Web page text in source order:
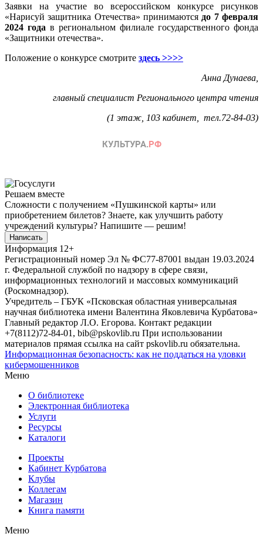
Заявки на участие во всероссийском конкурсе рисунков
«Нарисуй защитника Отечества» принимаются до 7 февраля
2024 года в региональном филиале государственного фонда
«Защитники отечества».
Положение о конкурсе смотрите здесь >>>>
Анна Дунаева,
главный специалист Регионального центра чтения
(1 этаж, 103 кабинет, тел.72-84-03)
Решаем вместе
Сложности с получением «Пушкинской карты» или
приобретением билетов? Знаете, как улучшить работу
учреждений культуры? Напишите — решим!
Написать
Информация 12+
Регистрационный номер Эл № ФС77-87001 выдан 19.03.2024
г. Федеральной службой по надзору в сфере связи,
информационных технологий и массовых коммуникаций
(Роскомнадзор).
Учредитель – ГБУК «Псковская областная универсальная
научная библиотека имени Валентина Яковлевича Курбатова»
Главный редактор Л.О. Егорова. Контакт редакции
+7(8112)72-84-01, bib@pskovlib.ru При использовании
материалов прямая ссылка на сайт pskovlib.ru обязательна.
Информационная безопасность: как не поддаться на уловки
кибермошенников
Меню
О библиотеке
Электронная библиотека
Услуги
Ресурсы
Каталоги
Проекты
Кабинет Курбатова
Клубы
Коллегам
Магазин
Книга памяти
Меню